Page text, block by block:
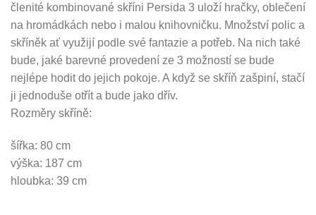
členité kombinované skříni Persida 3 uloží hračky, oblečení
na hromádkách nebo i malou knihovničku. Množství polic a
skříněk ať využijí podle své fantazie a potřeb. Na nich také
bude, jaké barevné provedení ze 3 možností se bude
nejlépe hodit do jejich pokoje. A když se skříň zašpiní, stačí
ji jednoduše otřít a bude jako dřív.
Rozměry skříně:
šířka: 80 cm
výška: 187 cm
hloubka: 39 cm